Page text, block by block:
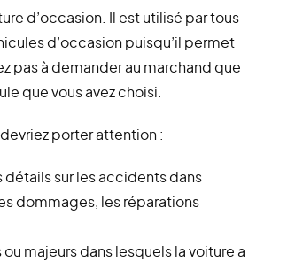
d’occasion. Il est utilisé par tous
d’occasion puisqu’il permet
pas à demander au marchand que
que vous avez choisi.
porter attention :
sur les accidents dans
dommages, les réparations
majeurs dans lesquels la voiture a